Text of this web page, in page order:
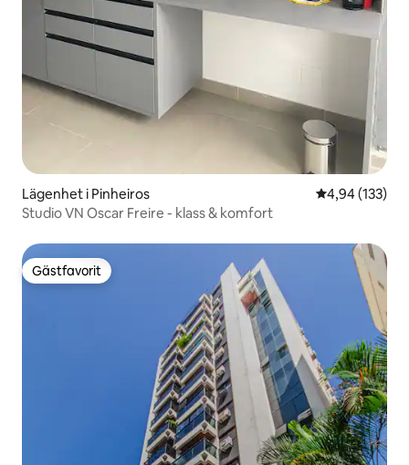
Lägenhet i Pinheiros 4,94 av 5 i
4,94 (133)
Studio VN Oscar Freire - klass & komfort
Gästfavorit
Gästfavorit